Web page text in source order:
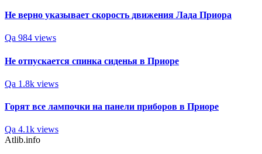
Не верно указывает скорость движения Лада Приора
Qa 984 views
Не отпускается спинка сиденья в Приоре
Qa 1.8k views
Горят все лампочки на панели приборов в Приоре
Qa 4.1k views
Atlib.info